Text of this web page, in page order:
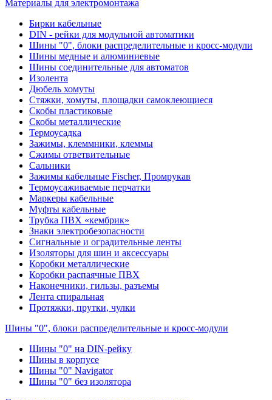
Материалы для электромонтажа
Бирки кабельные
DIN - рейки для модульной автоматики
Шины "0", блоки распределительные и кросс-модули
Шины медные и алюминиевые
Шины соединительные для автоматов
Изолента
Дюбель хомуты
Стяжки, хомуты, площадки самоклеющиеся
Скобы пластиковые
Скобы металлические
Термоусадка
Зажимы, клеммники, клеммы
Сжимы ответвительные
Сальники
Зажимы кабельные Fischer, Промрукав
Термоусаживаемые перчатки
Маркеры кабельные
Муфты кабельные
Трубка ПВХ «кембрик»
Знаки электробезопасности
Сигнальные и оградительные ленты
Изоляторы для шин и аксессуары
Коробки металлические
Коробки распаячные ПВХ
Наконечники, гильзы, разъемы
Лента спиральная
Протяжки, прутки, чулки
Шины "0", блоки распределительные и кросс-модули
Шины "0" на DIN-рейку
Шины в корпусе
Шины "0" Navigator
Шины "0" без изолятора